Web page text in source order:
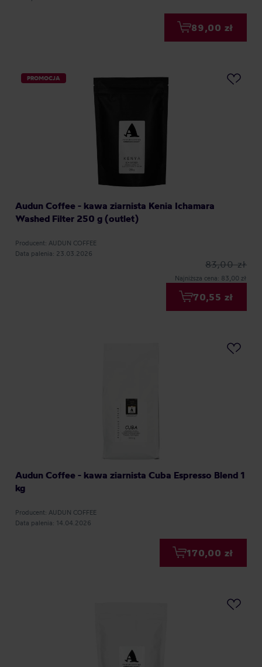
89,00 zł
PROMOCJA
Audun Coffee - kawa ziarnista Kenia Ichamara
Washed Filter 250 g (outlet)
Producent: AUDUN COFFEE
Data palenia: 23.03.2026
83,00 zł
Najniższa cena: 83,00 zł
70,55 zł
Audun Coffee - kawa ziarnista Cuba Espresso Blend 1
kg
Producent: AUDUN COFFEE
Data palenia: 14.04.2026
170,00 zł